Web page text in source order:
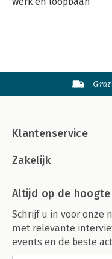
Klantenservice
Zakelijk
Altijd op de hoogte
Schrijf u in voor onze
met relevante
events en de beste